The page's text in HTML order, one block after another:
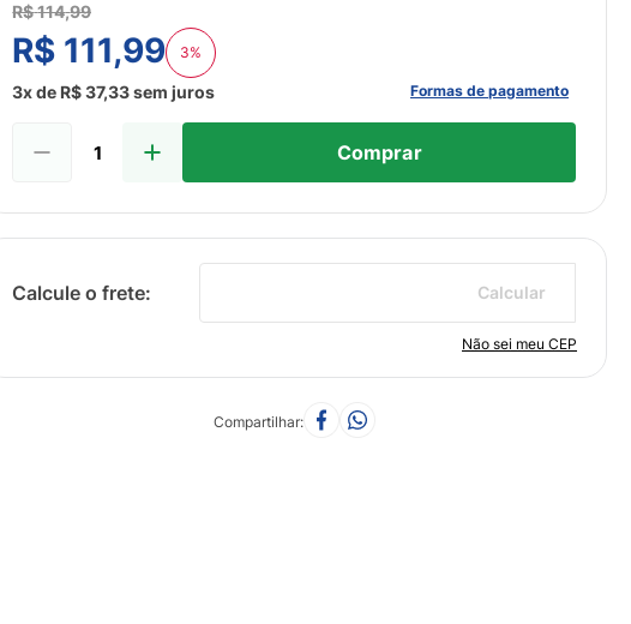
R$114,99
R$ 111,99 3%
3x de R$ 37,33sem juros Formas de pagamento
Comprar
Não sei meu CEP
Calcular
Compartilhar